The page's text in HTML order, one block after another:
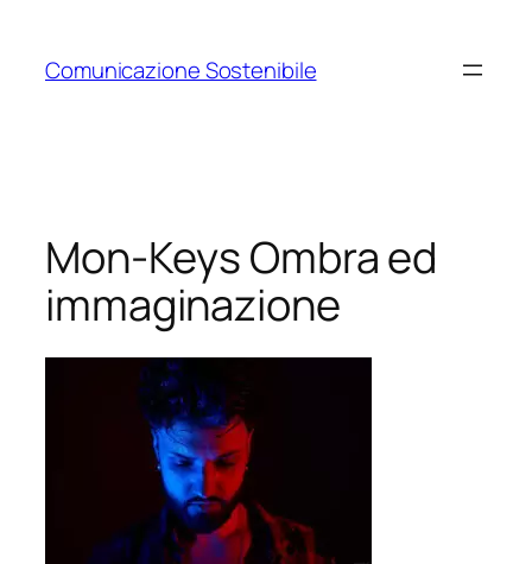
contenuto
Comunicazione Sostenibile
Mon-Keys Ombra ed
immaginazione